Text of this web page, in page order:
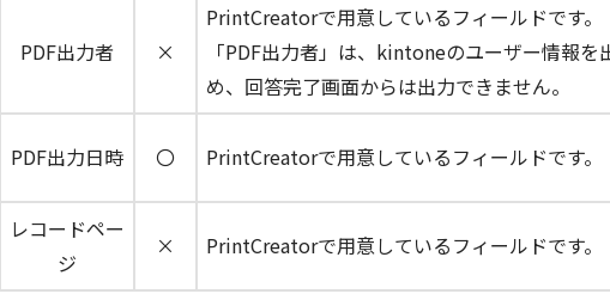
PDF出力者 ×
PrintCreatorで用意しているフィールドです。
「PDF出力者」は、kintoneのユーザー情報
め、回答完了画面からは出力できません。
PDF出力日時 〇 PrintCreatorで用意しているフィールドです。
レコードペー
ジ
× PrintCreatorで用意しているフィールドです。